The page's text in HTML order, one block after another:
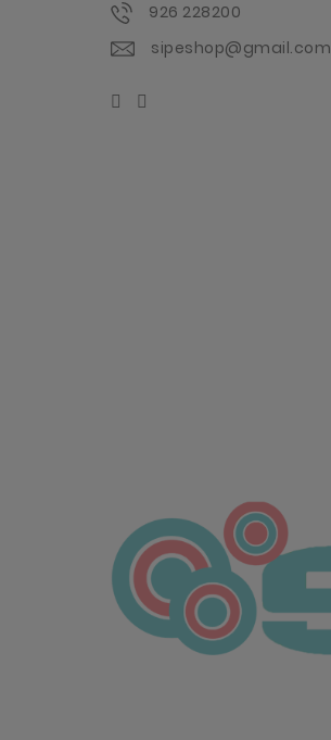
926 228200
sipeshop@gmail.com